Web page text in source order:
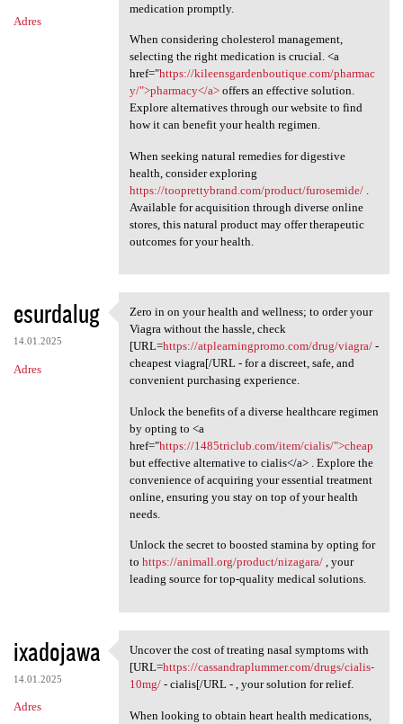
Adres
medication promptly.
When considering cholesterol management,
selecting the right medication is crucial. <a
href="https://kileensgardenboutique.com/pharmac
y/">pharmacy</a>offers an effective solution.
Explore alternatives through our website to find
how it can benefit your health regimen.
When seeking natural remedies for digestive
health, consider exploring
https://tooprettybrand.com/product/furosemide/.
Available for acquisition through diverse online
stores, this natural product may offer therapeutic
outcomes for your health.
esurdalug
14.01.2025
Adres
Zero in on your health and
Zero in on your health and wellness; to order your
Viagra without the hassle, check
[URL=https://atplearningpromo.com/drug/viagra/-
cheapest viagra[/URL - for a discreet, safe, and
convenient purchasing experience.
Unlock the benefits of a diverse healthcare regimen
by opting to <a
href="https://1485triclub.com/item/cialis/">cheap
but effective alternative to cialis</a> . Explore the
convenience of acquiring your essential treatment
online, ensuring you stay on top of your health
needs.
Unlock the secret to boosted stamina by opting for
to https://animall.org/product/nizagara/, your
leading source for top-quality medical solutions.
ixadojawa
14.01.2025
Adres
Uncover the cost of treating
Uncover the cost of treating nasal symptoms with
[URL=https://cassandraplummer.com/drugs/cialis-
10mg/- cialis[/URL - , your solution for relief.
When looking to obtain heart health medications,